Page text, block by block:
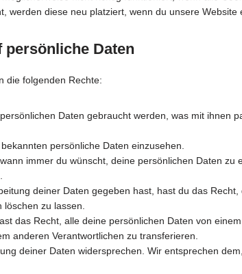
werden diese neu platziert, wenn du unsere Website
persönliche Daten
die folgenden Rechte:
Daten gebraucht werden, was mit ihnen
persönliche Daten einzusehen.
immer du wünscht, deine persönlichen Daten zu
deiner Daten gegeben hast, hast du das
zu lassen.
das Recht, alle deine persönlichen Daten von
anderen Verantwortlichen zu transferieren.
deiner Daten widersprechen. Wir entsprechen